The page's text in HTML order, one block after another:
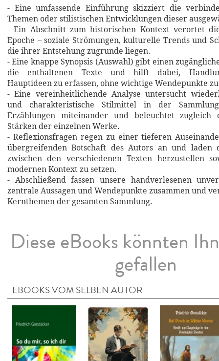
- Eine umfassende Einführung skizziert die
Themen oder stilistischen Entwicklungen dieser
- Ein Abschnitt zum historischen Kontext verortet
Epoche – soziale Strömungen, kulturelle Trends und
die ihrer Entstehung zugrunde liegen.
- Eine knappe Synopsis (Auswahl) gibt einen
die enthaltenen Texte und hilft dabei,
Hauptideen zu erfassen, ohne wichtige Wendepunkte
- Eine vereinheitlichende Analyse untersucht
und charakteristische Stilmittel in der
Erzählungen miteinander und beleuchtet zugleich
Stärken der einzelnen Werke.
- Reflexionsfragen regen zu einer tieferen
übergreifenden Botschaft des Autors an und laden
zwischen den verschiedenen Texten herzustellen
modernen Kontext zu setzen.
- Abschließend fassen unsere handverlesenen
zentrale Aussagen und Wendepunkte zusammen und
Kernthemen der gesamten Sammlung.
Diese eBooks könnten
gefallen
EBOOKS VOM SELBEN AUTOR